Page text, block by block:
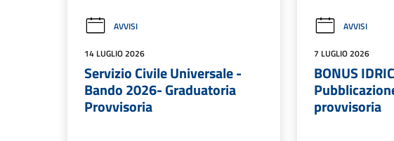
AVVISI
14 LUGLIO 2026
Servizio Civile Universale -
Bando 2026- Graduatoria
Provvisoria
AVVISI
7 LUGLIO 2026
BONUS
provvisoria